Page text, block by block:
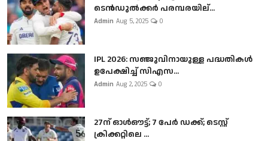
ടെൻഡുല്‍ക്കർ പരമ്പരയില്...
Admin Aug 5, 2025 0
IPL 2026: സഞ്ജുവിനായുള്ള പദ്ധതികൾ
ഉപേക്ഷിച്ച് സിഎസ...
Admin Aug 2, 2025 0
27ന് ഓൾഔട്ട്; 7 പേർ ഡക്ക്; ടെസ്റ്റ്
ക്രിക്കറ്റിലെ ...